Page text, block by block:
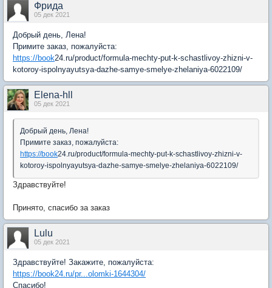
Фрида
05 дек 2021
Добрый день, Лена!
Примите заказ, пожалуйста:
https://book24.ru/product/formula-mechty-put-k-schastlivoy-zhizni-v-
kotoroy-ispolnyayutsya-dazhe-samye-smelye-zhelaniya-6022109/
Elena-hll
05 дек 2021
Добрый день, Лена!
Примите заказ, пожалуйста:
https://book24.ru/product/formula-mechty-put-k-schastlivoy-zhizni-v-
kotoroy-ispolnyayutsya-dazhe-samye-smelye-zhelaniya-6022109/
Здравствуйте!
Принято, спасибо за заказ
Lulu
05 дек 2021
Здравствуйте! Закажите, пожалуйста:
https://book24.ru/pr...olomki-1644304/
Спасибо!